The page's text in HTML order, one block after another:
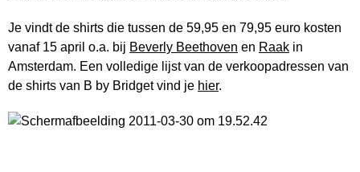
Je vindt de shirts die tussen de 59,95 en 79,95 euro kosten
vanaf 15 april o.a. bij Beverly Beethoven en Raak in
Amsterdam. Een volledige lijst van de verkoopadressen van
de shirts van B by Bridget vind je hier.